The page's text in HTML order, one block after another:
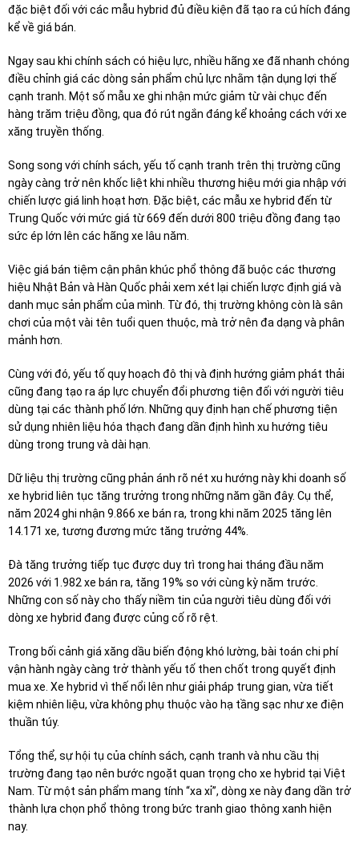
đặc biệt đối với các mẫu hybrid đủ điều kiện đã tạo ra cú hích đáng
kể về giá bán.
Ngay sau khi chính sách có hiệu lực, nhiều hãng xe đã nhanh chóng
điều chỉnh giá các dòng sản phẩm chủ lực nhằm tận dụng lợi thế
cạnh tranh. Một số mẫu xe ghi nhận mức giảm từ vài chục đến
hàng trăm triệu đồng, qua đó rút ngắn đáng kể khoảng cách với xe
xăng truyền thống.
Song song với chính sách, yếu tố cạnh tranh trên thị trường cũng
ngày càng trở nên khốc liệt khi nhiều thương hiệu mới gia nhập với
chiến lược giá linh hoạt hơn. Đặc biệt, các mẫu xe hybrid đến từ
Trung Quốc với mức giá từ 669 đến dưới 800 triệu đồng đang tạo
sức ép lớn lên các hãng xe lâu năm.
Việc giá bán tiệm cận phân khúc phổ thông đã buộc các thương
hiệu Nhật Bản và Hàn Quốc phải xem xét lại chiến lược định giá và
danh mục sản phẩm của mình. Từ đó, thị trường không còn là sân
chơi của một vài tên tuổi quen thuộc, mà trở nên đa dạng và phân
mảnh hơn.
Cùng với đó, yếu tố quy hoạch đô thị và định hướng giảm phát thải
cũng đang tạo ra áp lực chuyển đổi phương tiện đối với người tiêu
dùng tại các thành phố lớn. Những quy định hạn chế phương tiện
sử dụng nhiên liệu hóa thạch đang dần định hình xu hướng tiêu
dùng trong trung và dài hạn.
Dữ liệu thị trường cũng phản ánh rõ nét xu hướng này khi doanh số
xe hybrid liên tục tăng trưởng trong những năm gần đây. Cụ thể,
năm 2024 ghi nhận 9.866 xe bán ra, trong khi năm 2025 tăng lên
14.171 xe, tương đương mức tăng trưởng 44%.
Đà tăng trưởng tiếp tục được duy trì trong hai tháng đầu năm
2026 với 1.982 xe bán ra, tăng 19% so với cùng kỳ năm trước.
Những con số này cho thấy niềm tin của người tiêu dùng đối với
dòng xe hybrid đang được củng cố rõ rệt.
Trong bối cảnh giá xăng dầu biến động khó lường, bài toán chi phí
vận hành ngày càng trở thành yếu tố then chốt trong quyết định
mua xe. Xe hybrid vì thế nổi lên như giải pháp trung gian, vừa tiết
kiệm nhiên liệu, vừa không phụ thuộc vào hạ tầng sạc như xe điện
thuần túy.
Tổng thể, sự hội tụ của chính sách, cạnh tranh và nhu cầu thị
trường đang tạo nên bước ngoặt quan trọng cho xe hybrid tại Việt
Nam. Từ một sản phẩm mang tính “xa xỉ”, dòng xe này đang dần trở
thành lựa chọn phổ thông trong bức tranh giao thông xanh hiện
nay.